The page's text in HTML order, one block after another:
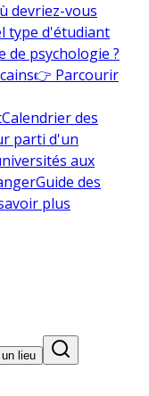
devriez-vous
type d'étudiant
de psychologie ?
👉 Parcourir
Calendrier des
parti d'un
aux
Guide des
plus
lieu